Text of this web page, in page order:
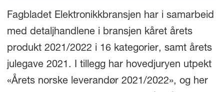
Fagbladet Elektronikkbransjen har i samarbeid
med detaljhandlene i bransjen kåret årets
produkt 2021/2022 i 16 kategorier, samt årets
julegave 2021. I tillegg har hovedjuryen utpekt
«Årets norske leverandør 2021/2022», og her